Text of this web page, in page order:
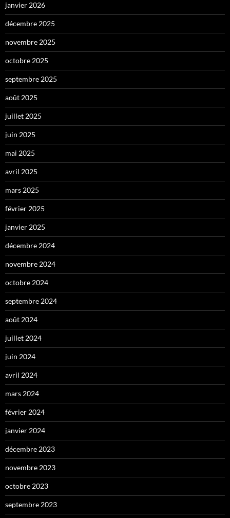
janvier 2026
décembre 2025
novembre 2025
octobre 2025
septembre 2025
août 2025
juillet 2025
juin 2025
mai 2025
avril 2025
mars 2025
février 2025
janvier 2025
décembre 2024
novembre 2024
octobre 2024
septembre 2024
août 2024
juillet 2024
juin 2024
avril 2024
mars 2024
février 2024
janvier 2024
décembre 2023
novembre 2023
octobre 2023
septembre 2023